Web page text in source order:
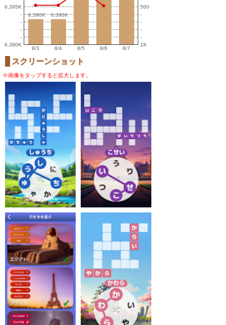
6,395K
-
-
-
-
6,380K
6,390K
6,390K 6,390K
6,390K
8/3 8/4 8/5 8/6 8/7
500
-
-
-
-
1K
スクリーンショット
※画像をタップすると拡大します。